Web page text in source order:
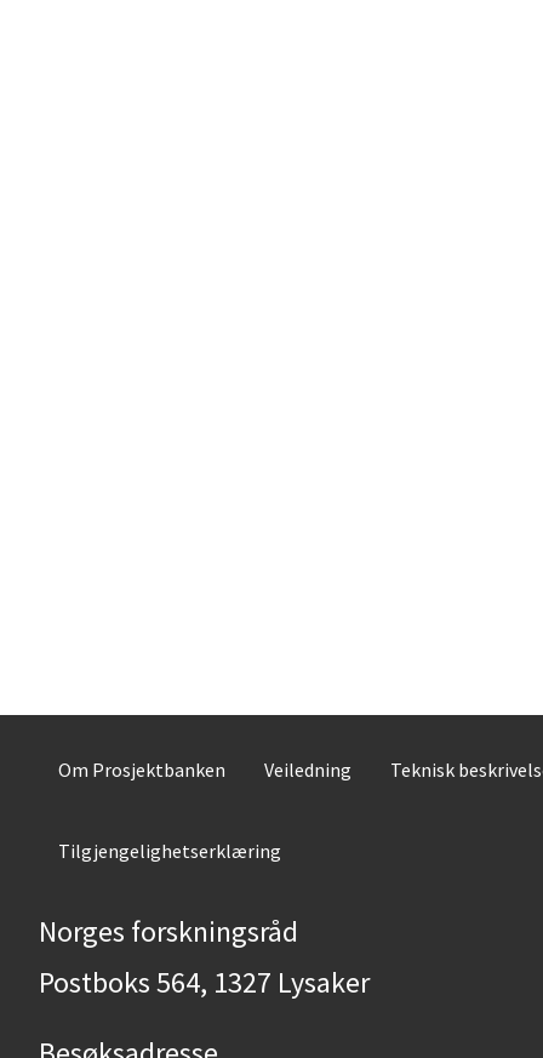
Om Prosjektbanken Veiledning Teknisk
Tilgjengelighetserklæring
Norges forskningsråd
Postboks 564, 1327 Lysaker